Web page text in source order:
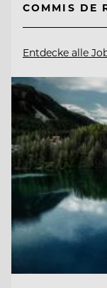
COMMIS DE
Entdecke alle